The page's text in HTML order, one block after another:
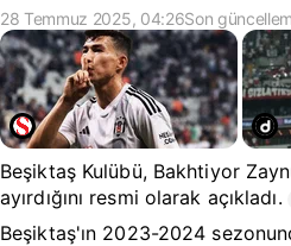
28 Temmuz 2025, 04:26Son
Beşiktaş Kulübü, Bakhtiyor
ayırdığını resmi olarak açıkladı.
Beşiktaş'ın 2023-2024